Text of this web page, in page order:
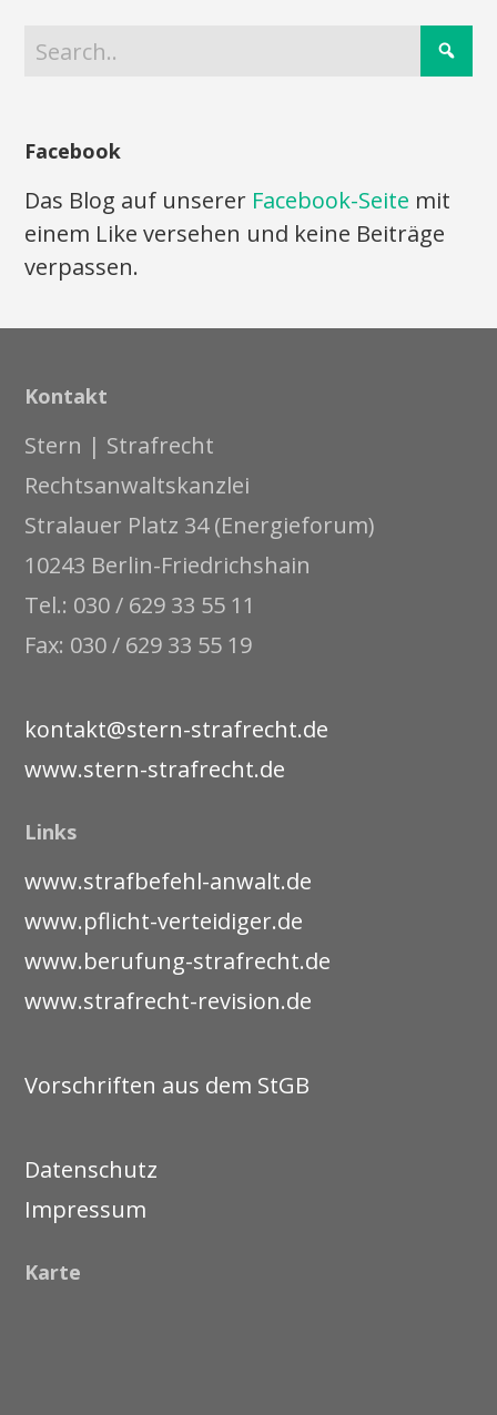
Facebook
Das Blog auf unserer Facebook-Seite mit
einem Like versehen und keine Beiträge
verpassen.
Kontakt
Stern | Strafrecht
Rechtsanwaltskanzlei
Stralauer Platz 34 (Energieforum)
10243 Berlin-Friedrichshain
Tel.: 030 / 629 33 55 11
Fax: 030 / 629 33 55 19
kontakt@stern-strafrecht.de
www.stern-strafrecht.de
Links
www.strafbefehl-anwalt.de
www.pflicht-verteidiger.de
www.berufung-strafrecht.de
www.strafrecht-revision.de
Vorschriften aus dem StGB
Datenschutz
Impressum
Karte